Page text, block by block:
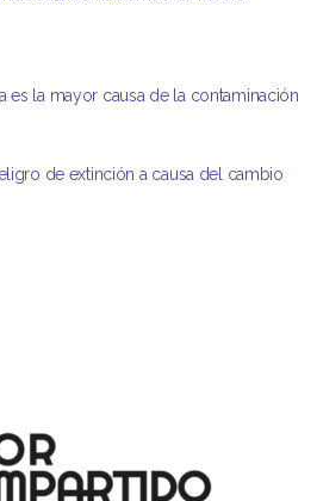
es la mayor causa de la contaminación
de extinción a causa del cambio